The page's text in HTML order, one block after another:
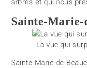
arbres et qui nous
Sainte-Marie-
La vue qui
Sainte-Marie-de-